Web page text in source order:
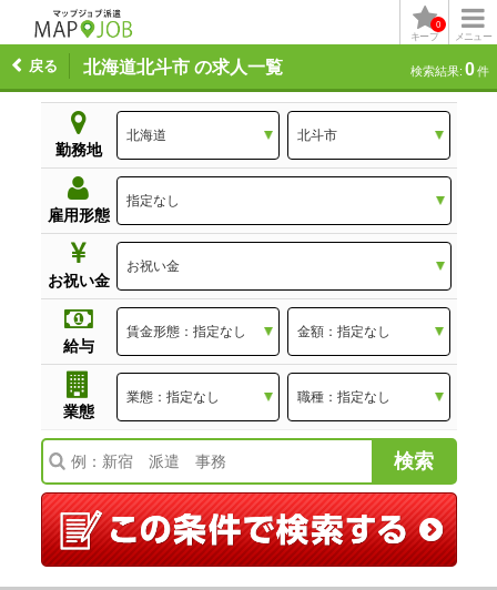
メニュー
キープ
0
北海道北斗市 の求人一覧
戻る 検索結果: 0件
勤務地
雇用形態
お祝い金
給与
業態